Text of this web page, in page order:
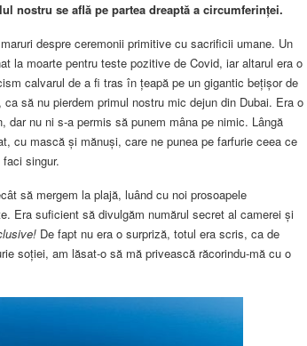
nostru se află pe partea dreaptă a circumferinței.
despre ceremonii primitive cu sacrificii umane. Un
la moarte pentru teste pozitive de Covid, iar altarul era o
calvarul de a fi tras în țeapă pe un gigantic bețișor de
să nu pierdem primul nostru mic dejun din Dubai. Era o
nu ni s-a permis să punem mâna pe nimic. Lângă
cu mască și mănuși, care ne punea pe farfurie ceea ce
singur.
să mergem la plajă, luând cu noi prosoapele
Era suficient să divulgăm numărul secret al camerei și
De fapt nu era o surpriză, totul era scris, ca de
soției, am lăsat-o să mă privească răcorindu-mă cu o